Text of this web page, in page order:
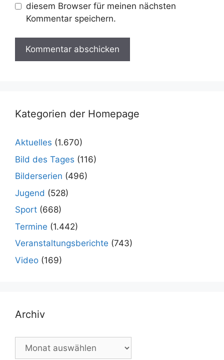
diesem Browser für meinen nächsten
Kommentar speichern.
Kategorien der Homepage
Aktuelles (1.670)
Bild des Tages (116)
Bilderserien (496)
Jugend (528)
Sport (668)
Termine (1.442)
Veranstaltungsberichte (743)
Video (169)
Archiv
Archiv